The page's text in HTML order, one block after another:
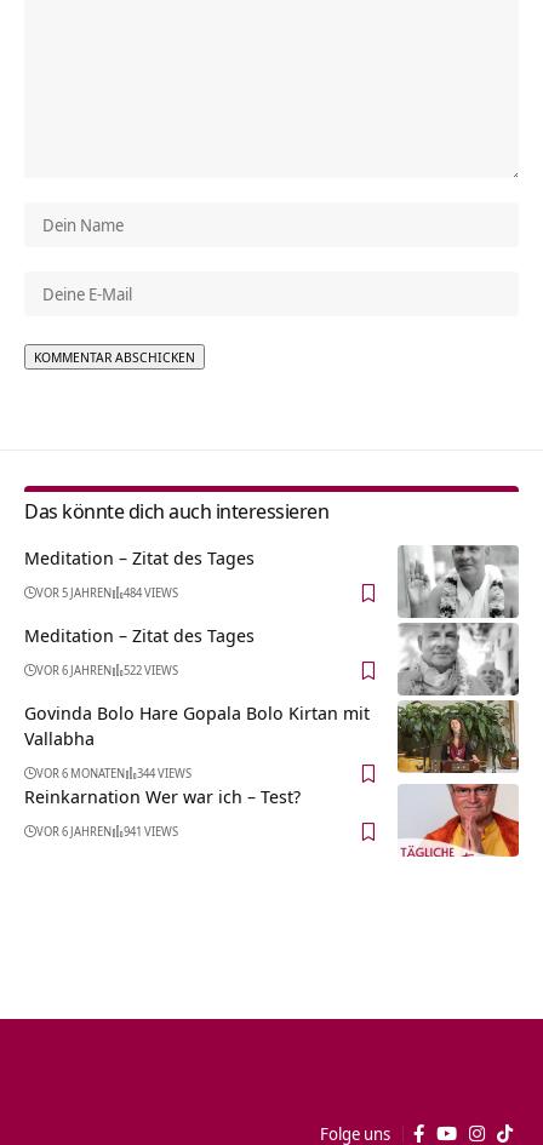
Das könnte dich auch interessieren
Meditation – Zitat des Tages
VOR 5 JAHREN 484 VIEWS
Meditation – Zitat des Tages
VOR 6 JAHREN 522 VIEWS
Govinda Bolo Hare Gopala Bolo Kirtan mit
Vallabha
VOR 6 MONATEN 344 VIEWS
Reinkarnation Wer war ich – Test?
VOR 6 JAHREN 941 VIEWS
Folge uns